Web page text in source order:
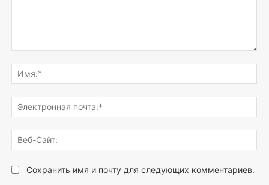
что
думаете...
Сохранить имя и почту для следующих комментариев.